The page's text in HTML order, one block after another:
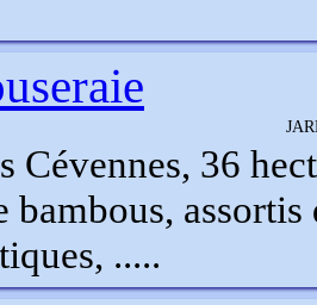
Cévennes, 36
bambous,
.....